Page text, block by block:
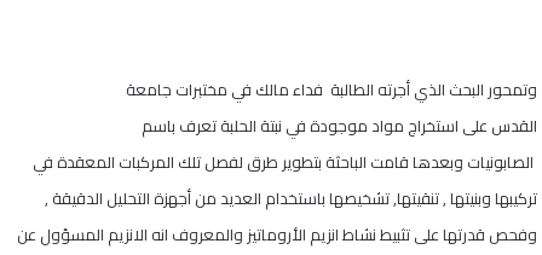
وتمحور البحث الذي أجرته الطالبة فداء مالك في مختبرات جامعة
القدس على استخراج مواد موجودة في نبتة الحلبة تعرف باسم
الصابونيات وبعدها قامت الباحثة بتطوير طرق لفصل تلك المركبات المعقدة في
تركيبها وبنيتها , تنقيتها, تشخيصها باستخدام العديد من أجهزة التحليل الدقيقة ,
وفحص قدرتها على تثبيط نشاط انزيم الأروماتيز والمعروف انه الانزيم المسؤول عن